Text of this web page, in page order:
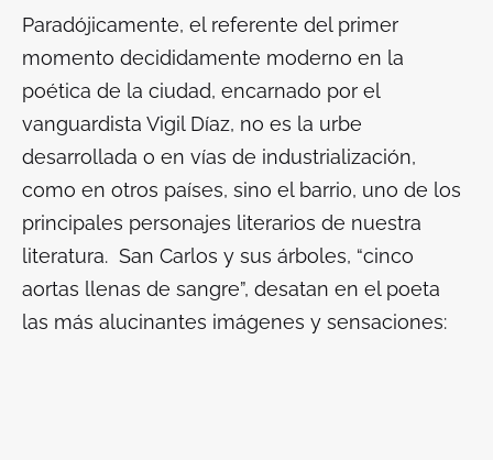
Paradójicamente, el referente del primer
momento decididamente moderno en la
poética de la ciudad, encarnado por el
vanguardista Vigil Díaz, no es la urbe
desarrollada o en vías de industrialización,
como en otros países, sino el barrio, uno de los
principales personajes literarios de nuestra
literatura. San Carlos y sus árboles, “cinco
aortas llenas de sangre”, desatan en el poeta
las más alucinantes imágenes y sensaciones: